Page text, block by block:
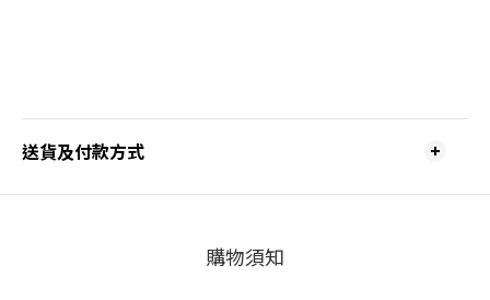
送貨及付款方式
購物須知